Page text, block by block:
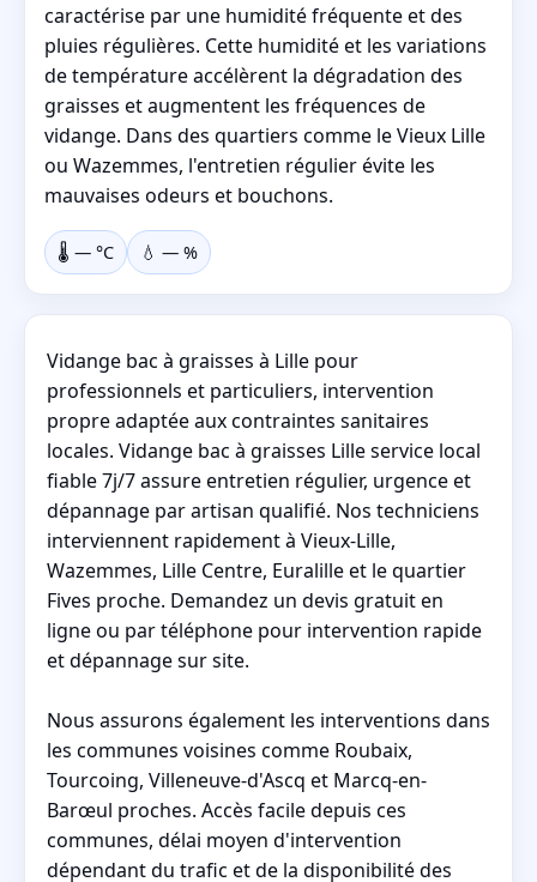
caractérise par une humidité fréquente et des
pluies régulières. Cette humidité et les variations
de température accélèrent la dégradation des
graisses et augmentent les fréquences de
vidange. Dans des quartiers comme le Vieux Lille
ou Wazemmes, l'entretien régulier évite les
mauvaises odeurs et bouchons.
🌡️ — °C 💧 — %
Vidange bac à graisses à Lille pour
professionnels et particuliers, intervention
propre adaptée aux contraintes sanitaires
locales. Vidange bac à graisses Lille service local
fiable 7j/7 assure entretien régulier, urgence et
dépannage par artisan qualifié. Nos techniciens
interviennent rapidement à Vieux-Lille,
Wazemmes, Lille Centre, Euralille et le quartier
Fives proche. Demandez un devis gratuit en
ligne ou par téléphone pour intervention rapide
et dépannage sur site.
Nous assurons également les interventions dans
les communes voisines comme Roubaix,
Tourcoing, Villeneuve-d'Ascq et Marcq-en-
Barœul proches. Accès facile depuis ces
communes, délai moyen d'intervention
dépendant du trafic et de la disponibilité des